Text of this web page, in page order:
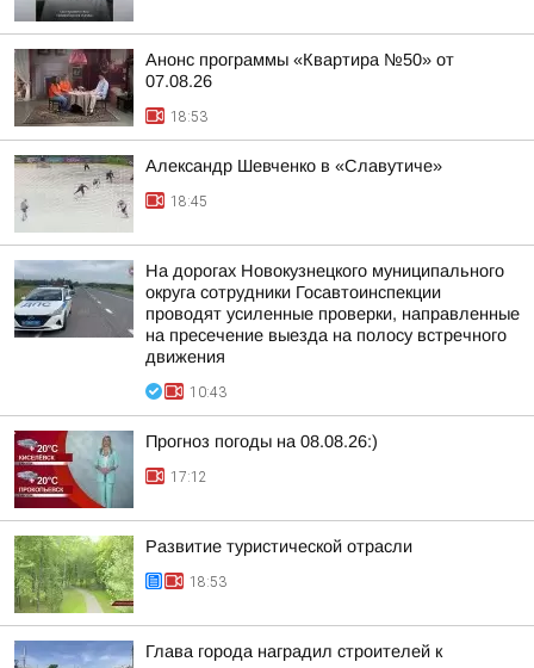
Анонс программы «Квартира №50» от
07.08.26
18:53
Александр Шевченко в «Славутиче»
18:45
На дорогах Новокузнецкого муниципального
округа сотрудники Госавтоинспекции
проводят усиленные проверки, направленные
на пресечение выезда на полосу встречного
движения
10:43
Прогноз погоды на 08.08.26:)
17:12
Развитие туристической отрасли
18:53
Глава города наградил строителей к